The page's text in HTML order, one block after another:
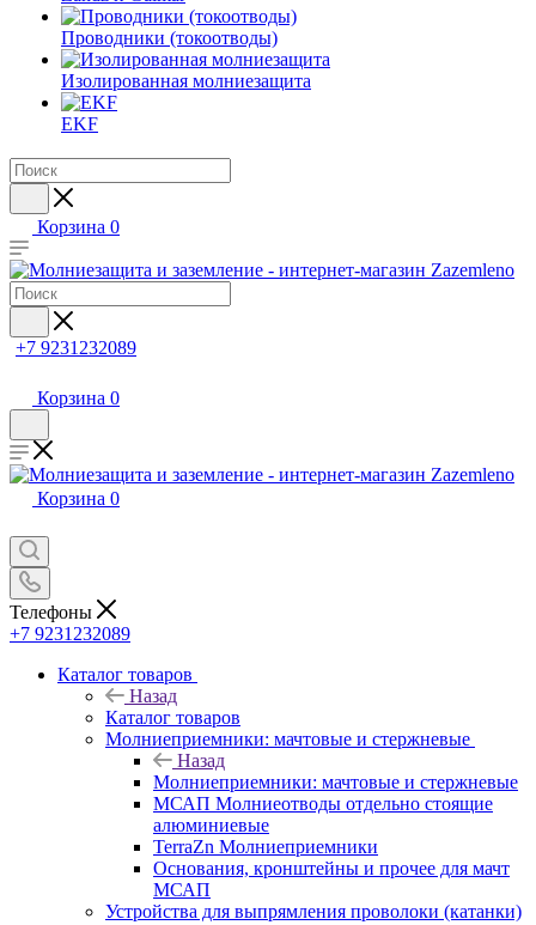
Проводники (токоотводы)
Изолированная молниезащита
EKF
Корзина 0
+7 9231232089
Корзина 0
Корзина 0
Телефоны
+7 9231232089
Каталог товаров
Назад
Каталог товаров
Молниеприемники: мачтовые и стержневые
Назад
Молниеприемники: мачтовые и стержневые
МСАП Молниеотводы отдельно стоящие
алюминиевые
TerraZn Молниеприемники
Основания, кронштейны и прочее для мачт
МСАП
Устройства для выпрямления проволоки (катанки)